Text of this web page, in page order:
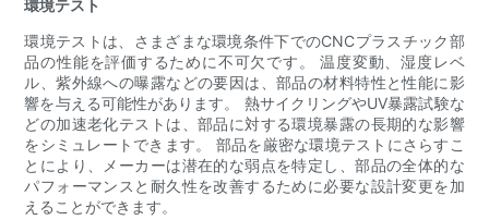
環境テスト
環境テストは、さまざまな環境条件下でのCNCプラスチック部
品の性能を評価するために不可欠です。 温度変動、湿度レベ
ル、紫外線への曝露などの要因は、部品の材料特性と性能に影
響を与える可能性があります。 熱サイクリングやUV暴露試験な
どの加速老化テストは、部品に対する環境暴露の長期的な影響
をシミュレートできます。 部品を厳密な環境テストにさらすこ
とにより、メーカーは潜在的な弱点を特定し、部品の全体的な
パフォーマンスと耐久性を改善するために必要な設計変更を加
えることができます。